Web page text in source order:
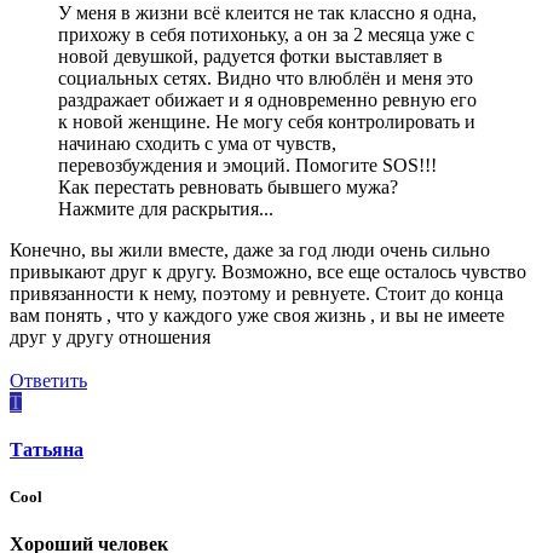
У меня в жизни всё клеится не так классно я одна,
прихожу в себя потихоньку, а он за 2 месяца уже с
новой девушкой, радуется фотки выставляет в
социальных сетях. Видно что влюблён и меня это
раздражает обижает и я одновременно ревную его
к новой женщине. Не могу себя контролировать и
начинаю сходить с ума от чувств,
перевозбуждения и эмоций. Помогите SOS!!!
Как перестать ревновать бывшего мужа?
Нажмите для раскрытия...
Конечно, вы жили вместе, даже за год люди очень сильно
привыкают друг к другу. Возможно, все еще осталось чувство
привязанности к нему, поэтому и ревнуете. Стоит до конца
вам понять , что у каждого уже своя жизнь , и вы не имеете
друг у другу отношения
Ответить
T
Tатьяна
Cool
Хороший человек